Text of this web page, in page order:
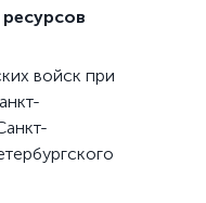
войск при